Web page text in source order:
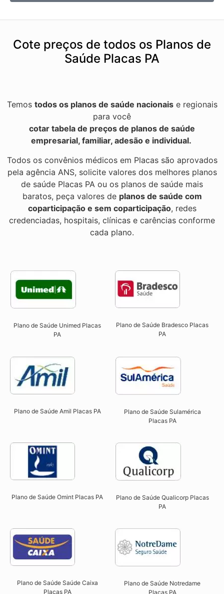
Cote preços de todos os Planos de
Saúde Placas PA
Temos todos os planos de saúde nacionaise regionais
para você
cotar tabela de preços de planos de saúde
empresarial, familiar, adesão e individual.
Todos os convênios médicos em Placas são aprovados
pela agência ANS, solicite valores dos melhores planos
de saúde Placas PA ou os planos de saúde mais
baratos, peça valores de planos de saúde com
coparticipação e sem coparticipação, redes
credenciadas, hospitais, clínicas e carências conforme
cada plano.
Plano de Saúde Unimed Placas
PA
Plano de Saúde Bradesco Placas
PA
Plano de Saúde Amil Placas PA
Plano de Saúde Sulamérica
Placas PA
Plano de Saúde Omint Placas PA​
Plano de Saúde Qualicorp Placas
PA​
Plano de Saúde Saúde Caixa
Placas PA​
Plano de Saúde Notredame
Placas PA​